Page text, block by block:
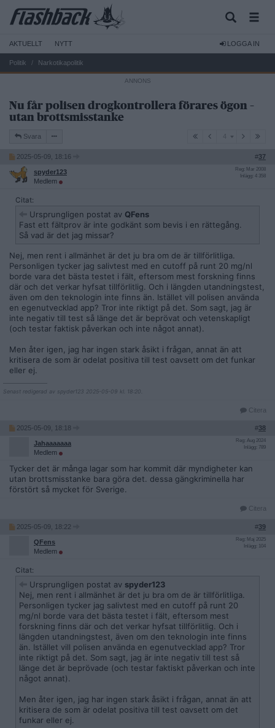
AKTUELLT NYTT LOGGA IN
Politik Narkotikapolitik
Nu får polisen drogkontrollera förares ögon –
utan brottsmisstanke
Svara 4
2025-05-09, 18:16 #37
spyder123
Medlem
Reg: Mar 2008
Inlägg: 4 358
Citat:
Ursprungligen postat av QFens
Fast ett fältprov är inte godkänt som bevis i en rättegång.
Så vad är det jag missar?
Nej, men rent i allmänhet är det ju bra om de är tillförlitliga.
Personligen tycker jag salivtest med en cutoff på runt 20 mg/nl
borde vara det bästa testet i fält, eftersom mest forskning finns
där och det verkar hyfsat tillförlitlig. Och i längden utandningstest,
även om den teknologin inte finns än. Istället vill polisen använda
en egenutvecklad app? Tror inte riktigt på det. Som sagt, jag är
inte negativ till test så länge det är beprövat och vetenskapligt
(och testar faktisk påverkan och inte något annat).
Men åter igen, jag har ingen stark åsikt i frågan, annat än att
kritisera de som är odelat positiva till test oavsett om det funkar
eller ej.
Senast redigerad av spyder123 2025-05-09 kl. 18:20.
Citera
2025-05-09, 18:18 #38
Jahaaaaaaa
Medlem
Reg: Aug 2024
Inlägg: 789
Tycker det är många lagar som har kommit där myndigheter kan
utan brottsmisstanke bara göra det. dessa gängkriminella har
förstört så mycket för Sverige.
Citera
2025-05-09, 18:22 #39
QFens
Medlem
Reg: Maj 2025
Inlägg: 104
Citat:
Ursprungligen postat av spyder123
Nej, men rent i allmänhet är det ju bra om de är tillförlitliga.
Personligen tycker jag salivtest med en cutoff på runt 20
mg/nl borde vara det bästa testet i fält, eftersom mest
forskning finns där och det verkar hyfsat tillförlitlig. Och i
längden utandningstest, även om den teknologin inte finns
än. Istället vill polisen använda en egenutvecklad app? Tror
inte riktigt på det. Som sagt, jag är inte negativ till test så
länge det är beprövade (och testar faktiskt påverkan och inte
något annat).
Men åter igen, jag har ingen stark åsikt i frågan, annat än att
kritisera de som är odelat positiva till test oavsett om det
funkar eller ej.